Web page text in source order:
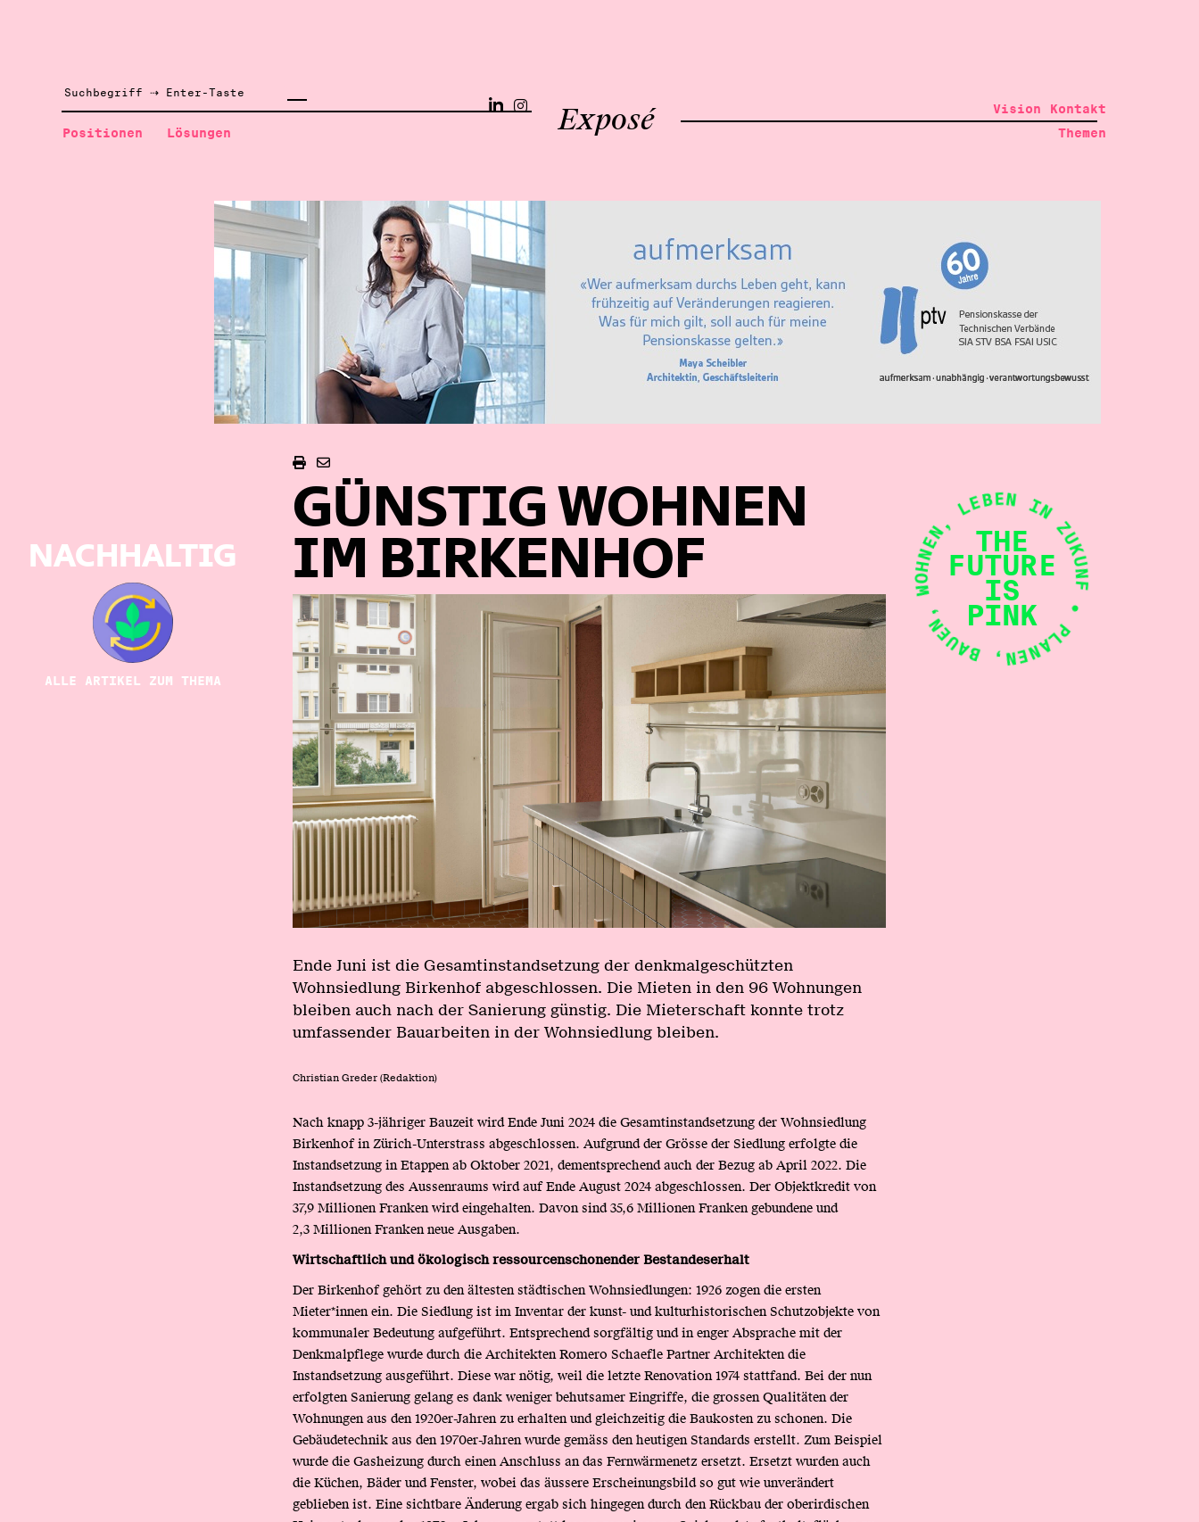
Exposé Vision
Kontakt
Positionen
Lösungen Themen
NACHHALTIG
ALLE ARTIKEL ZUM THEMA
GÜNSTIG WOHNEN
IM BIRKENHOF
Ende Juni ist die Gesamtinstandsetzung der denkmalgeschützten
Wohnsiedlung Birkenhof abgeschlossen. Die Mieten in den 96 Wohnungen
bleiben auch nach der Sanierung günstig. Die Mieterschaft konnte trotz
umfassender Bauarbeiten in der Wohnsiedlung bleiben.
Christian Greder (Redaktion)
Nach knapp 3-jähriger Bauzeit wird Ende Juni 2024 die Gesamtinstandsetzung der Wohnsiedlung
Birkenhof in Zürich-Unterstrass abgeschlossen. Aufgrund der Grösse der Siedlung erfolgte die
Instandsetzung in Etappen ab Oktober 2021, dementsprechend auch der Bezug ab April 2022. Die
Instandsetzung des Aussenraums wird auf Ende August 2024 abgeschlossen. Der Objektkredit von
37,9 Millionen Franken wird eingehalten. Davon sind 35,6 Millionen Franken gebundene und
2,3 Millionen Franken neue Ausgaben.
Wirtschaftlich und ökologisch ressourcenschonender Bestandeserhalt
Der Birkenhof gehört zu den ältesten städtischen Wohnsiedlungen: 1926 zogen die ersten
Mieter*innen ein. Die Siedlung ist im Inventar der kunst- und kulturhistorischen Schutzobjekte von
kommunaler Bedeutung aufgeführt. Entsprechend sorgfältig und in enger Absprache mit der
Denkmalpflege wurde durch die Architekten Romero Schaefle Partner Architekten die
Instandsetzung ausgeführt. Diese war nötig, weil die letzte Renovation 1974 stattfand. Bei der nun
erfolgten Sanierung gelang es dank weniger behutsamer Eingriffe, die grossen Qualitäten der
Wohnungen aus den 1920er-Jahren zu erhalten und gleichzeitig die Baukosten zu schonen. Die
Gebäudetechnik aus den 1970er-Jahren wurde gemäss den heutigen Standards erstellt. Zum Beispiel
wurde die Gasheizung durch einen Anschluss an das Fernwärmenetz ersetzt. Ersetzt wurden auch
die Küchen, Bäder und Fenster, wobei das äussere Erscheinungsbild so gut wie unverändert
geblieben ist. Eine sichtbare Änderung ergab sich hingegen durch den Rückbau der oberirdischen
• PLANEN, BAUEN, WOHNEN, LEBEN IN ZUKUNFT
THE
FUTURE
IS
PINK